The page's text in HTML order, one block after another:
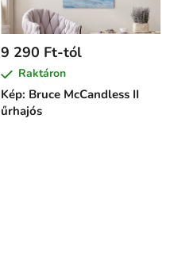
Kép: Bruce McCandless II
űrhajós
9 290 Ft-tól
Raktáron